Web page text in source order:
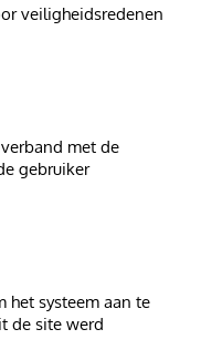
veiligheidsredenen
met de
gebruiker
het systeem aan te
de site werd